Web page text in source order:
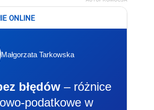
ONLINE
Małgorzata Tarkowska
błędów – różnice
podatkowe w